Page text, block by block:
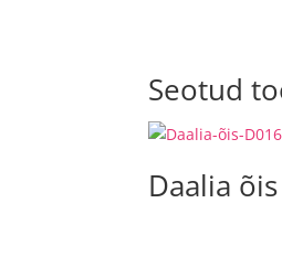
Seotud
Daalia